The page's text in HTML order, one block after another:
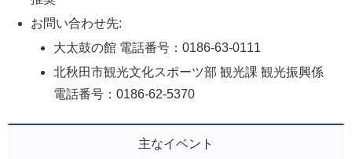
お問い合わせ先:
大太鼓の館 電話番号：0186-63-0111
北秋田市観光文化スポーツ部 観光課 観光振興係
電話番号：0186-62-5370
主なイベント